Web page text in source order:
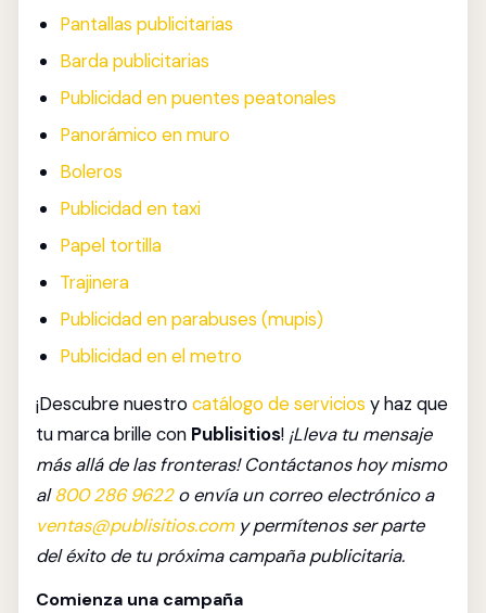
Pantallas publicitarias
Barda publicitarias
Publicidad en puentes peatonales
Panorámico en muro
Boleros
Publicidad en taxi
Papel tortilla
Trajinera
Publicidad en parabuses (mupis)
Publicidad en el metro
¡Descubre nuestrocatálogo de servicios y haz que
tu marca brille con Publisitios! ¡Lleva tu mensaje
más allá de las fronteras! Contáctanos hoy mismo
al800 286 9622o envía un correo electrónico a
ventas@publisitios.comy permítenos ser parte
del éxito de tu próxima campaña publicitaria.
Comienza una campaña